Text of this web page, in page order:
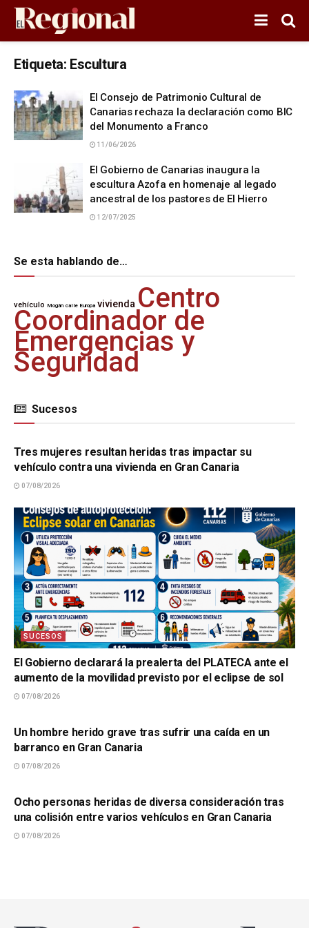
Etiqueta: Escultura
El Consejo de Patrimonio Cultural de
Canarias rechaza la declaración como BIC
del Monumento a Franco
11/06/2026
El Gobierno de Canarias inaugura la
escultura Azofa en homenaje al legado
ancestral de los pastores de El Hierro
12/07/2025
Se esta hablando de…
vehículo Mogán calle Europa vivienda Centro
Coordinador de
Emergencias y
Seguridad
Sucesos
SUCESOS
Tres mujeres resultan heridas tras impactar su
vehículo contra una vivienda en Gran Canaria
07/08/2026
SUCESOS
El Gobierno declarará la prealerta del PLATECA ante el
aumento de la movilidad previsto por el eclipse de sol
07/08/2026
Un hombre herido grave tras sufrir una caída en un
barranco en Gran Canaria
07/08/2026
Ocho personas heridas de diversa consideración tras
una colisión entre varios vehículos en Gran Canaria
07/08/2026